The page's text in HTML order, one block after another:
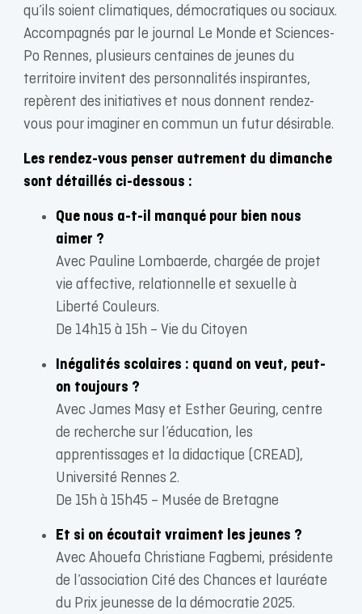
qu’ils soient climatiques, démocratiques ou sociaux.
Accompagnés par le journal Le Monde et Sciences-
Po Rennes, plusieurs centaines de jeunes du
territoire invitent des personnalités inspirantes,
repèrent des initiatives et nous donnent rendez-
vous pour imaginer en commun un futur désirable.
Les rendez-vous penser autrement du dimanche
sont détaillés ci-dessous :
Que nous a-t-il manqué pour bien nous
aimer ?
Avec Pauline Lombaerde, chargée de projet
vie affective, relationnelle et sexuelle à
Liberté Couleurs.
De 14h15 à 15h – Vie du Citoyen
Inégalités scolaires : quand on veut, peut-
on toujours ?
Avec James Masy et Esther Geuring, centre
de recherche sur l’éducation, les
apprentissages et la didactique (CREAD),
Université Rennes 2.
De 15h à 15h45 – Musée de Bretagne
Et si on écoutait vraiment les jeunes ?
Avec Ahouefa Christiane Fagbemi, présidente
de l’association Cité des Chances et lauréate
du Prix jeunesse de la démocratie 2025.